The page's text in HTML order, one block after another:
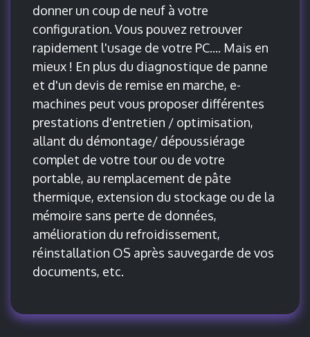
donner un coup de neuf à votre
configuration. Vous pouvez retrouver
rapidement l'usage de votre PC.... Mais en
mieux ! En plus du diagnostique de panne
et d'un devis de remise en marche, e-
machines peut vous proposer différentes
prestations d'entretien / optimisation,
allant du démontage/ dépoussiérage
complet de votre tour ou de votre
portable, au remplacement de pâte
thermique, extension du stockage ou de la
mémoire sans perte de données,
amélioration du refroidissement,
réinstallation OS après sauvegarde de vos
documents, etc.